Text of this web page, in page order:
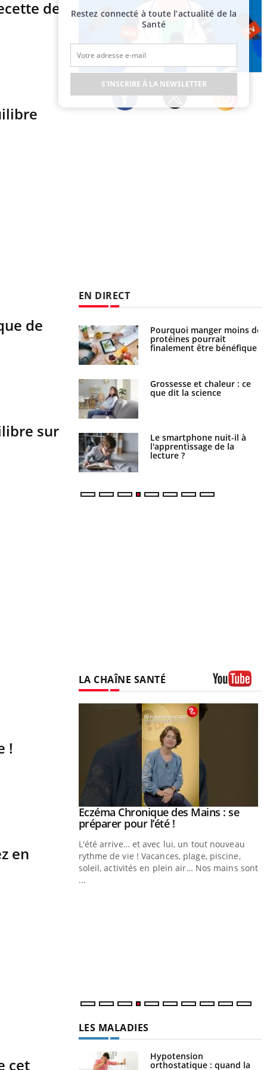
de
de
sur
!
en
cet
EN DIRECT
votre ventre
pourrait-il freiner
Pourquoi manger moins de
protéines pourrait
finalement être bénéfique
Grossesse et chaleur : ce
que dit la science
Le smartphone nuit-il à
l'apprentissage de la
lecture ?
LA CHAÎNE SANTÉ
chez les
Youtube
Eczéma Chronique des Mains : se
préparer pour l’été !Youtube
L'été arrive… et avec lui, un tout nouveau
rythme de vie ! Vacances, plage, piscine,
soleil, activités en plein air… Nos mains sont
...
LES MALADIES
Hypotension
orthostatique : quand la
Restez connecté à toute l’actualité de la
Santé
S'INSCRIRE À LA NEWSLETTER